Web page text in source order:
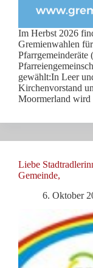
Im Herbst 2026
Gremienwahlen
Pfarrgemeinderäte
gewählt:In Leer
Kirchenvorstand
Moormerland
Liebe
Gemeinde,
6. Oktober